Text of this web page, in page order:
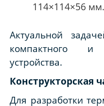
114×114×56 мм.
Актуальной
компактного и
устройства.
Конструкторская
Для разработки